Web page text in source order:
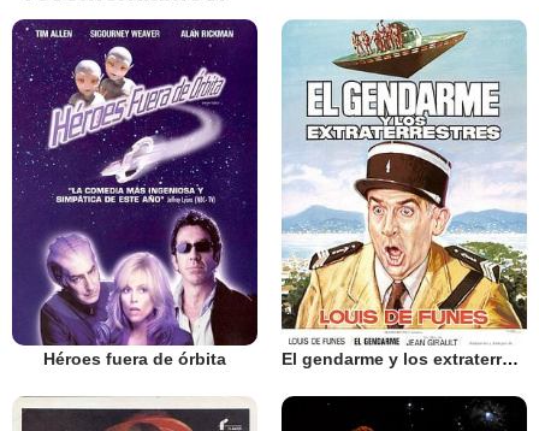
Héroes fuera de órbita El gendarme y los extraterrestres